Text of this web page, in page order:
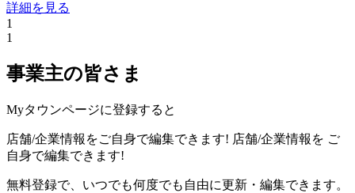
詳細を見る
1
1
事業主の皆さま
Myタウンページに登録すると
店舗/企業情報をご自身で編集できます! 店舗/企業情報を ご
自身で編集できます!
無料登録で、いつでも何度でも自由に更新・編集できます。